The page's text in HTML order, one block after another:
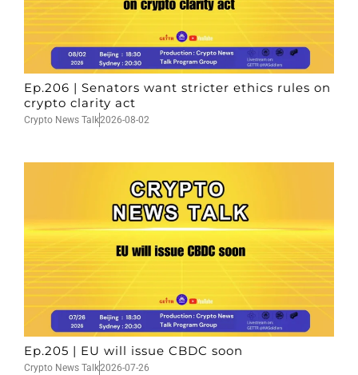
Ep.206 | Senators want stricter ethics rules on
crypto clarity act
Crypto News Talk2026-08-02
Ep.205 | EU will issue CBDC soon
Crypto News Talk2026-07-26